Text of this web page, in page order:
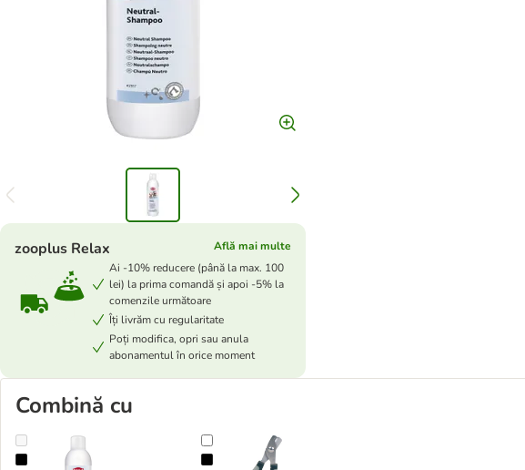
zooplus Relax
Află mai multe
Ai -10% reducere (până la max. 100
lei) la prima comandă și apoi -5% la
comenzile următoare
Îți livrăm cu regularitate
Poți modifica, opri sau anula
abonamentul în orice moment
Combină cu
Trixie Neutral Șampon Trixie Unghieră